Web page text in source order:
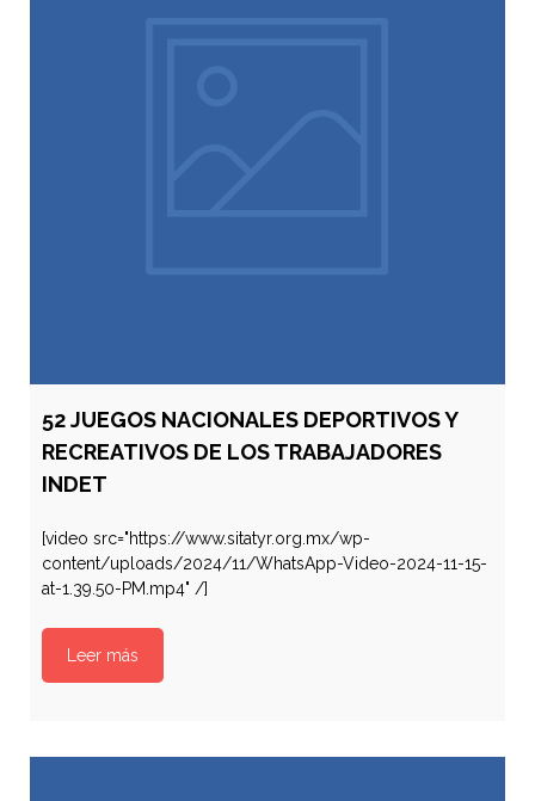
52 JUEGOS NACIONALES DEPORTIVOS Y
RECREATIVOS DE LOS TRABAJADORES
INDET
[video src="https://www.sitatyr.org.mx/wp-
content/uploads/2024/11/WhatsApp-Video-2024-11-15-
at-1.39.50-PM.mp4" /]
Leer más